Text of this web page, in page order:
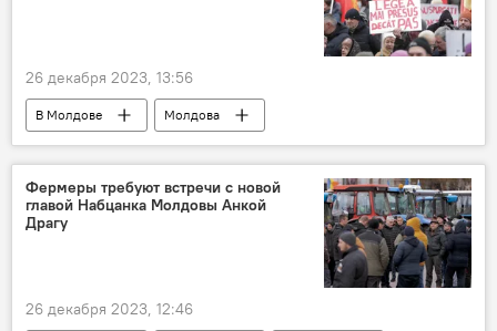
26 декабря 2023, 13:56
В Молдове
Молдова
Блок коммунистов и социалистов
Фермеры требуют встречи с новой
главой Набцанка Молдовы Анкой
Драгу
26 декабря 2023, 12:46